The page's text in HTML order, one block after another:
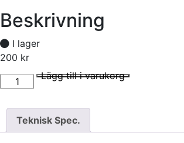
Beskrivning
I lager
200 kr
I lager
SWORKz ORIGINAL RED T-SHIRT XL mängd Lägg till i varukorg
Teknisk Spec.